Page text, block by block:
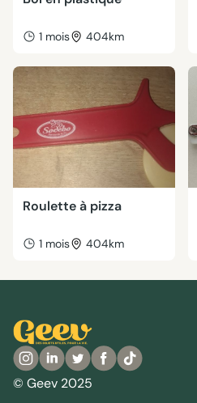
1 mois 404km
Roulette à pizza
1 mois 404km
© Geev 2025